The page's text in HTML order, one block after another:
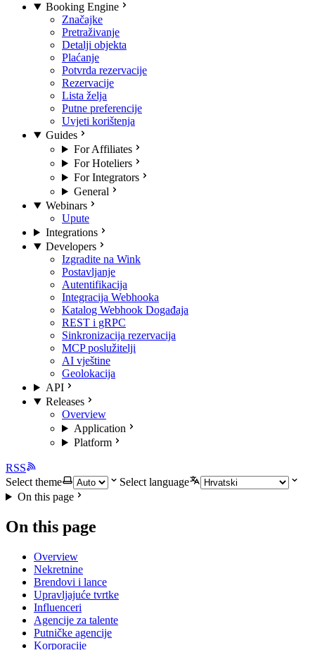
Booking Engine
Značajke
Pretraživanje
Detalji objekta
Plaćanje
Potvrda rezervacije
Rezervacije
Lista želja
Putne preferencije
Uvjeti korištenja
Guides
For Affiliates
For Hoteliers
For Integrators
General
Webinars
Upute
Integrations
Developers
Izgradite na Wink
Postavljanje
Autentifikacija
Integracija Webhooka
Katalog Webhook Događaja
REST i gRPC
Sinkronizacija rezervacija
MCP poslužitelji
AI vještine
Geolokacija
API
Releases
Overview
Application
Platform
RSS
Select theme
Select language
On this page
On this page
Overview
Nekretnine
Brendovi i lance
Upravljajuće tvrtke
Influenceri
Agencije za talente
Putničke agencije
Korporacije